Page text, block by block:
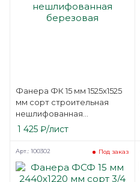
Фанера ФК 15 мм 1525х1525
мм сорт строительная
нешлифованная
березовая
1 425 ₽/лист
Под заказ
Арт.: 100302